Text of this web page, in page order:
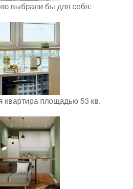
выбрали бы для себя:
квартира площадью 53 кв.